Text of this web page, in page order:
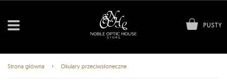
PUSTY
Strona główna › Okulary przeciwsłoneczne